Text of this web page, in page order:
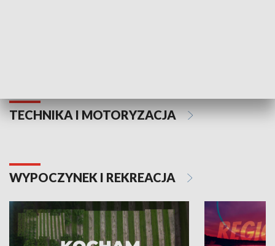
TECHNIKA I MOTORYZACJA
WYPOCZYNEK I REKREACJA